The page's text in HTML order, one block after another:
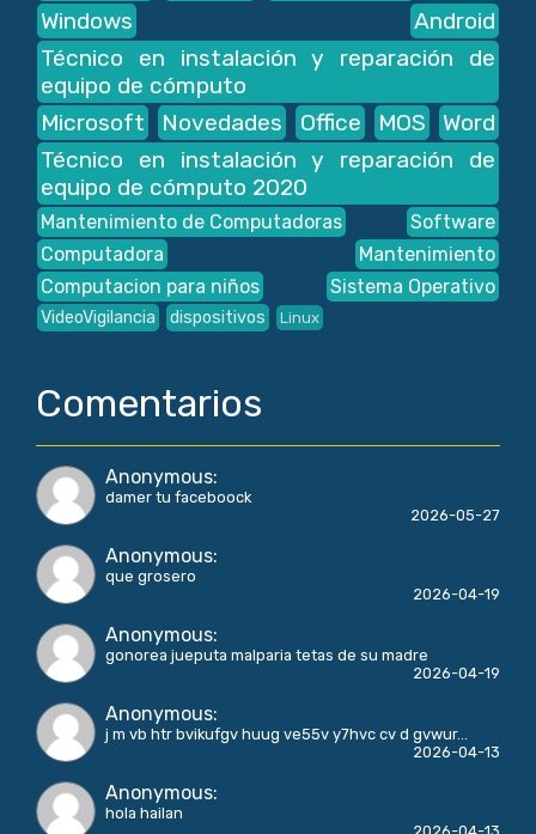
Windows
Android
Técnico en instalación y reparación de
equipo de cómputo
Microsoft
Novedades Office MOS
Word
Técnico en instalación y reparación de
equipo de cómputo 2020
Mantenimiento de Computadoras
Software
Computadora
Mantenimiento
Computacion para niños
Sistema Operativo
VideoVigilancia dispositivos Linux
Comentarios
Anonymous:
damer tu faceboock
2026-05-27
Anonymous:
que grosero
2026-04-19
Anonymous:
gonorea jueputa malparia tetas de su madre
2026-04-19
Anonymous:
j m vb htr bvikufgv huug ve55v y7hvc cv d gvwur...
2026-04-13
Anonymous:
hola hailan